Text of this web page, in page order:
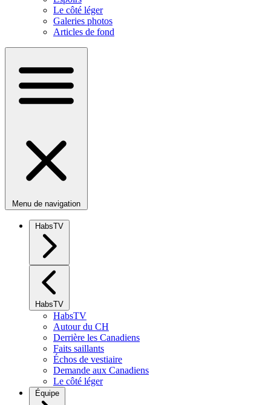
Le côté léger
Galeries photos
Articles de fond
Menu de navigation
HabsTV
HabsTV
HabsTV
Autour du CH
Derrière les Canadiens
Faits saillants
Échos de vestiaire
Demande aux Canadiens
Le côté léger
Équipe